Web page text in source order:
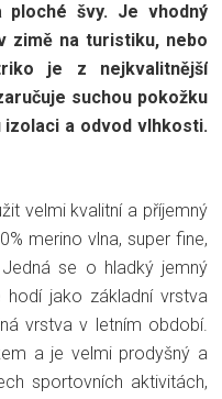
ploché švy. Je vhodný
zimě na turistiku, nebo
je z nejkvalitnější
suchou pokožku
a odvod vlhkosti.
velmi kvalitní a příjemný
merino vlna, super fine,
se o hladký jemný
jako základní vrstva
vrstva v letním období.
a je velmi prodyšný a
sportovních aktivitách,